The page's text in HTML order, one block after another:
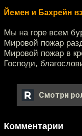
Йемен и Бахрейн
Мы на горе всем
Мировой пожар
Мировой пожар в
Господи,
Смотри
Комментарии